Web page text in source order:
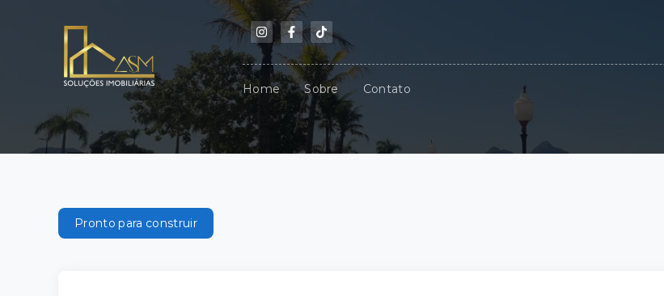
Home Sobre Contato
Pronto para construir